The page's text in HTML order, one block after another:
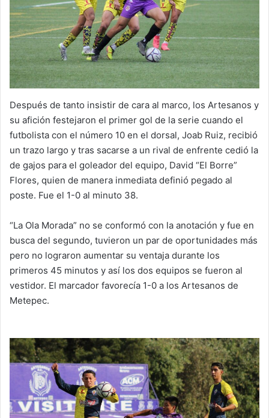
Después de tanto insistir de cara al marco, los Artesanos y
su afición festejaron el primer gol de la serie cuando el
futbolista con el número 10 en el dorsal, Joab Ruiz, recibió
un trazo largo y tras sacarse a un rival de enfrente cedió la
de gajos para el goleador del equipo, David “El Borre”
Flores, quien de manera inmediata definió pegado al
poste. Fue el 1-0 al minuto 38.
“La Ola Morada” no se conformó con la anotación y fue en
busca del segundo, tuvieron un par de oportunidades más
pero no lograron aumentar su ventaja durante los
primeros 45 minutos y así los dos equipos se fueron al
vestidor. El marcador favorecía 1-0 a los Artesanos de
Metepec.